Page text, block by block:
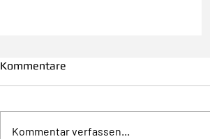
Kommentare
Kommentar verfassen...